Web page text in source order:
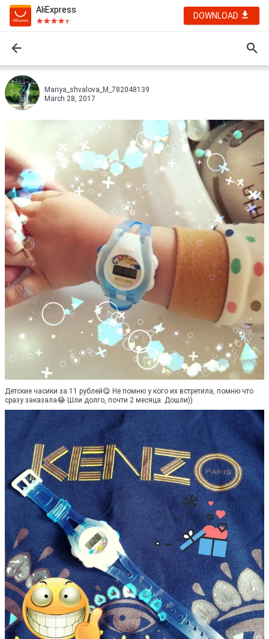
AliExpress
DOWNLOAD
Mariya_shvalova_M_782048139
March 28, 2017
Детские часики за 11 рублей😋 Не помню у кого их встретила, помню что
сразу заказала😂 Шли долго, почти 2 месяца. Дошли))